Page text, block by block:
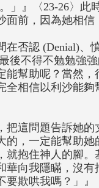
」』〈23-26〉此
前，因為她相信
否認 (Denial)、
後不得不勉勉強
能幫助呢？當然
相信以利沙能夠
把這問題告訴她
的，一定能幫助
抱住神人的腳。
向我隱瞞，沒
欺哄我嗎？」』